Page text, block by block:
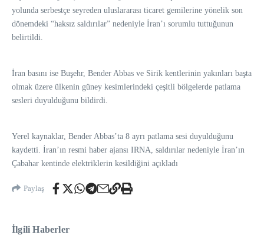
yolunda serbestçe seyreden uluslararası ticaret gemilerine yönelik son
dönemdeki “haksız saldırılar” nedeniyle İran’ı sorumlu tuttuğunun
belirtildi.
İran basını ise Buşehr, Bender Abbas ve Sirik kentlerinin yakınları başta
olmak üzere ülkenin güney kesimlerindeki çeşitli bölgelerde patlama
sesleri duyulduğunu bildirdi.
Yerel kaynaklar, Bender Abbas’ta 8 ayrı patlama sesi duyulduğunu
kaydetti. İran’ın resmi haber ajansı IRNA, saldırılar nedeniyle İran’ın
Çabahar kentinde elektriklerin kesildiğini açıkladı
Paylaş
İlgili Haberler